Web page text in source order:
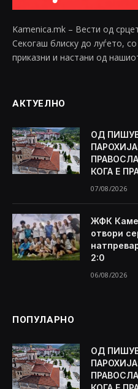
Kamenica.mk – Вести од
Секогаш блиску до луѓето,
приказни и настани од
АКТУЕЛНО
ОД
КОГА Е
07/08/2026
ЖФК
отвори
2:0
06/08/2026
ПОПУЛАРНО
ОД